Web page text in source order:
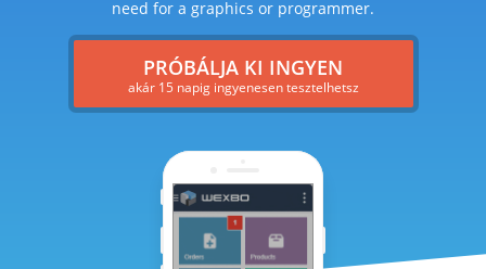
need for a graphics or programmer.
PRÓBÁLJA KI INGYEN
akár 15 napig ingyenesen tesztelhetsz